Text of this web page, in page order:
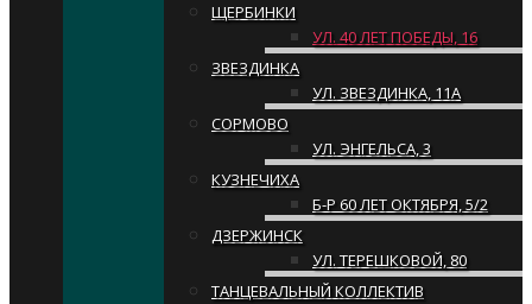
ЩЕРБИНКИ
УЛ. 40 ЛЕТ ПОБЕДЫ, 16
ЗВЕЗДИНКА
УЛ. ЗВЕЗДИНКА, 11А
СОРМОВО
УЛ. ЭНГЕЛЬСА, 3
КУЗНЕЧИХА
Б-Р 60 ЛЕТ ОКТЯБРЯ, 5/2
ДЗЕРЖИНСК
УЛ. ТЕРЕШКОВОЙ, 80
ТАНЦЕВАЛЬНЫЙ КОЛЛЕКТИВ